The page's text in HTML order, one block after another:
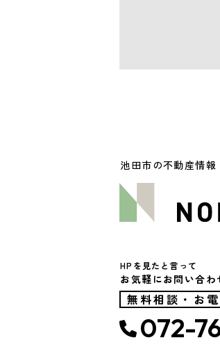
池田市の不動産情報
HPを見たと言って
お気軽にお問い合わ
無料相談・お
072-